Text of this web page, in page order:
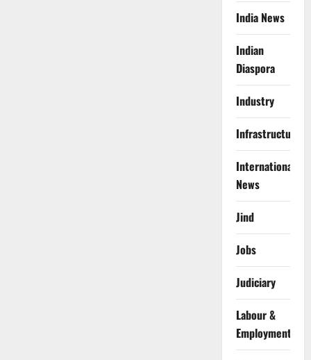
India News
Indian
Diaspora
Industry
Infrastructure
International
News
Jind
Jobs
Judiciary
Labour &
Employment